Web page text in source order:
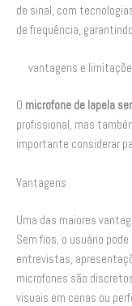
de sinal, com
de frequência,
vantagens e
O microfone de lapela
profissional, mas
importante considerar
Vantagens
Uma das maiores
Sem fios, o usuário
entrevistas,
microfones são
visuais em cenas ou